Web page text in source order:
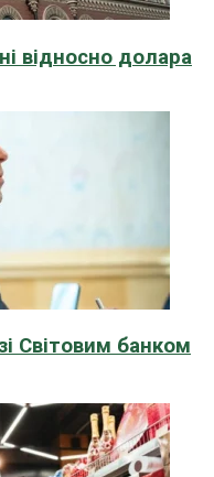
відносно долара
Світовим банком